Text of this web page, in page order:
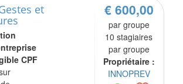
et
CPF
€ 600,00
par groupe
10 stagiaires
par groupe
Propriétaire :
INNOPREV